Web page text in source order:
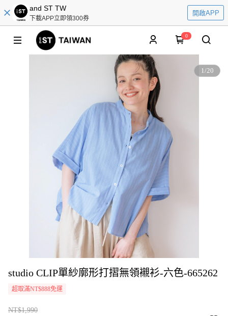
and ST TW
下載APP立即領300券
開啟APP
0
1/20
studio CLIP單紗廓形打摺無領襯衫-六色-665262
超取滿NT$888免運
NT$1,990